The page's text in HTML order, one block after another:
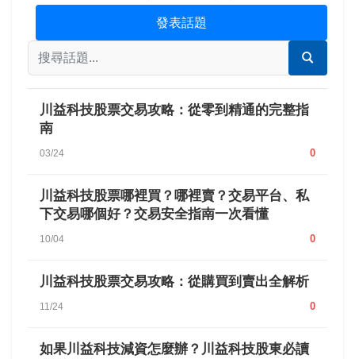
發表話題
川益科技股票交易攻略：從零到精通的完整指
南
03/24 0
川益科技股票哪裡買？哪裡賣？交易平台、私
下交易哪個好？交易安全指南一次看懂
10/04 0
川益科技股票交易攻略：從購買到賣出全解析
11/24 0
如果川益科技減資怎麼辦？川益科技股東必讀